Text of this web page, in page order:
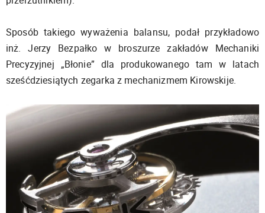
Sposób takiego wyważenia balansu, podał przykładowo
inż. Jerzy Bezpałko w broszurze zakładów Mechaniki
Precyzyjnej „Błonie” dla produkowanego tam w latach
sześćdziesiątych zegarka z mechanizmem Kirowskije.